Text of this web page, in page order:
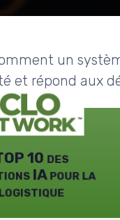
un
et répond aux
10 des
IA pour la